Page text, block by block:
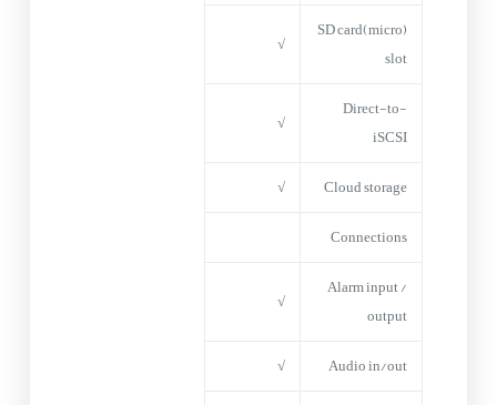
(micro)SD card
slot
√
Direct-to-
iSCSI
√
Cloud storage
√
Connections
Alarm input /
output
√
Audio in/out
√